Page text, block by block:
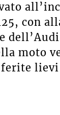
con
moto
ferite lievi